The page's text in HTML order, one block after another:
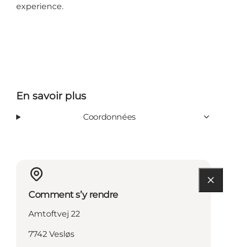
experience.
En savoir plus
Coordonnées
Comment s’y rendre
Amtoftvej 22
7742 Vesløs